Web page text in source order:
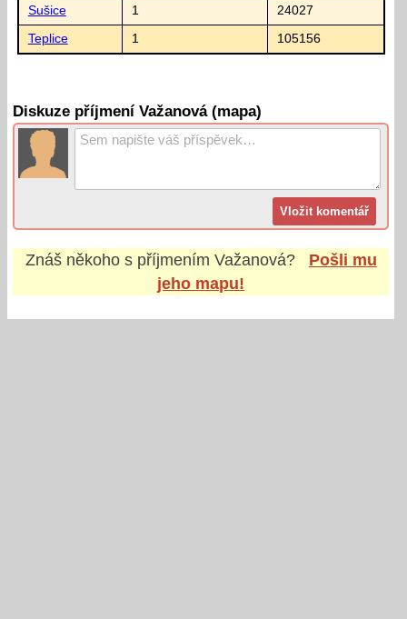
Sušice 1 24027
Teplice 1 105156
Diskuze příjmení Važanová (mapa)
Znáš někoho s příjmením Važanová?
Pošli mu
jeho mapu!